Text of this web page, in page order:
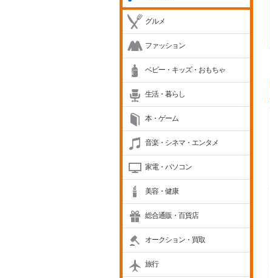
グルメ
ファッション
ベビー・キッズ・おもちゃ
生活・暮らし
本・ゲーム
音楽・シネマ・エンタメ
家電・パソコン
美容・健康
総合通販・百貨店
オークション・買取
旅行